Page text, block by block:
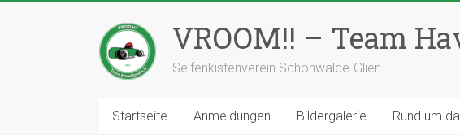
VROOM!! – Team
Seifenkistenverein Schönwalde-Glien
Startseite Anmeldungen Bildergalerie Rund um